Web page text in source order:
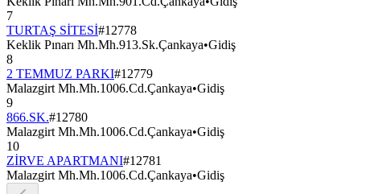
7
TURTAŞ SİTESİ#12778
Keklik Pınarı Mh.Mh.913.Sk.Çankaya•Gidiş
8
2 TEMMUZ PARKI#12779
Malazgirt Mh.Mh.1006.Cd.Çankaya•Gidiş
9
866.SK.#12780
Malazgirt Mh.Mh.1006.Cd.Çankaya•Gidiş
10
ZİRVE APARTMANI#12781
Malazgirt Mh.Mh.1006.Cd.Çankaya•Gidiş